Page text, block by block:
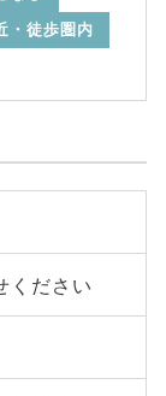
・徒歩圏内
ください